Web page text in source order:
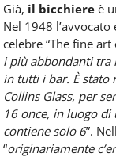
Già, il bicchiere è
Nel 1948
celebre “The fine
i più abbondanti tra
in tutti i bar. È stato
Collins Glass, per
16 once, in luogo
contiene solo 6”.
“originariamente